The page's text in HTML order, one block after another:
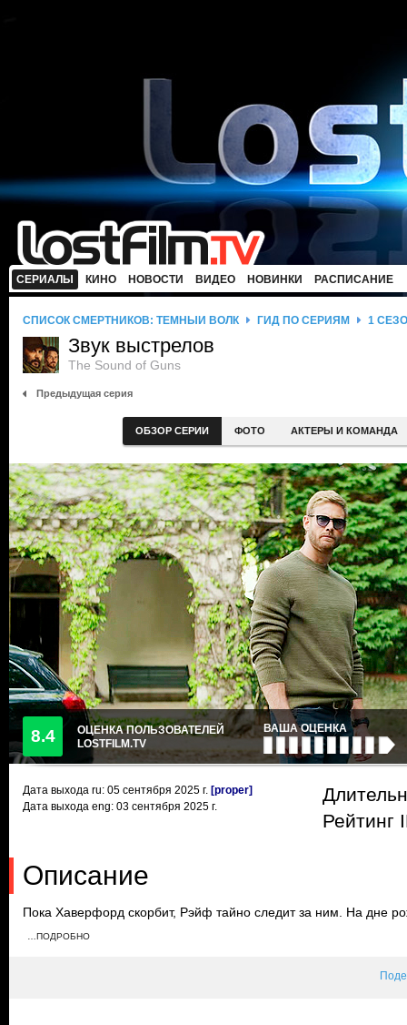
СЕРИАЛЫ КИНО НОВОСТИ ВИДЕО НОВИНКИ РАСПИСАНИЕ
СПИСОК СМЕРТНИКОВ: ТЕМНЫЙ ВОЛК ГИД ПО СЕРИЯМ 1
Звук выстрелов
The Sound of Guns
Предыдущая серия
ОБЗОР СЕРИИ ФОТО АКТЕРЫ И КОМАНДА
8.4
ОЦЕНКА ПОЛЬЗОВАТЕЛЕЙ
LOSTFILM.TV
ВАША ОЦЕНКА
Дата выхода ru: 05 сентября 2025 г. [proper]
Дата выхода eng: 03 сентября 2025 г.
Рейтинг
Описание
Пока Хаверфорд скорбит, Рэйф тайно следит за ним. На дне
признается, что не уверен в ядерной сделке. Тем временем
…ПОДРОБНО